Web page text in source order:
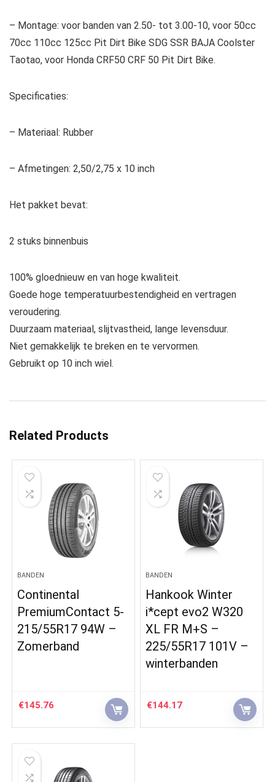
– Montage: voor banden van 2.50- tot 3.00-10, voor 50cc
70cc 110cc 125cc Pit Dirt Bike SDG SSR BAJA Coolster
Taotao, voor Honda CRF50 CRF 50 Pit Dirt Bike.
Specificaties:
– Materiaal: Rubber
– Afmetingen: 2,50/2,75 x 10 inch
Het pakket bevat:
2 stuks binnenbuis
100% gloednieuw en van hoge kwaliteit.
Goede hoge temperatuurbestendigheid en vertragen
veroudering.
Duurzaam materiaal, slijtvastheid, lange levensduur.
Niet gemakkelijk te breken en te vervormen.
Gebruikt op 10 inch wiel.
Related Products
BANDEN
Continental
PremiumContact 5-
215/55R17 94W –
Zomerband
€145.76
BANDEN
Hankook Winter
i*cept evo2 W320
XL FR M+S –
225/55R17 101V –
winterbanden
€144.17